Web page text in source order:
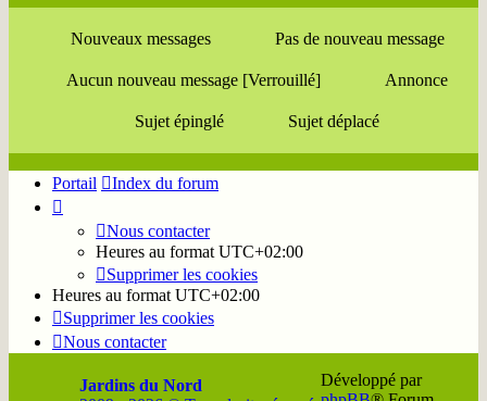
Nouveaux messages Pas de nouveau message
Aucun nouveau message [Verrouillé] Annonce
Sujet épinglé Sujet déplacé
Portail Index du forum
Nous contacter
Heures au format UTC+02:00
Supprimer les cookies
Heures au format UTC+02:00
Supprimer les cookies
Nous contacter
Jardins du Nord
Développé par